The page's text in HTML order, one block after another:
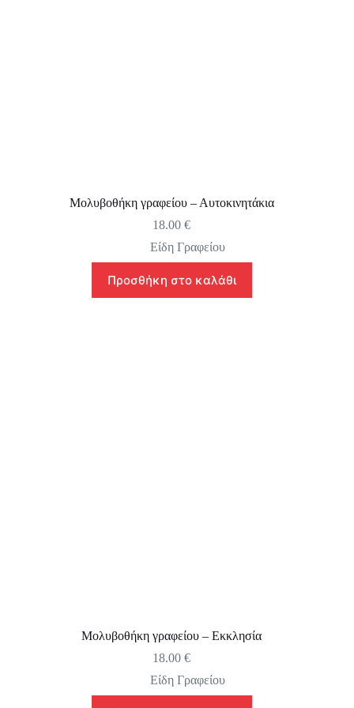
Μολυβοθήκη γραφείου – Αυτοκινητάκια
18.00€
Είδη Γραφείου
Προσθήκη στο καλάθι
Μολυβοθήκη γραφείου – Εκκλησία
18.00€
Είδη Γραφείου